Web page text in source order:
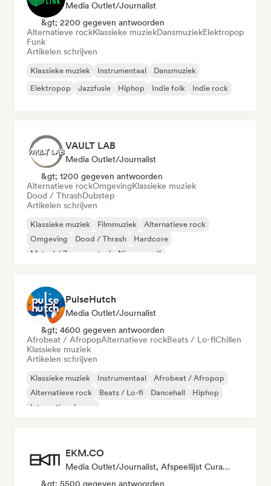
Media Outlet/Journalist
&gt; 2200 gegeven antwoorden
Alternatieve rockKlassieke muziekDansmuziekElektropop
Funk
Artikelen schrijven
Klassieke muziek Instrumentaal
Dansmuziek
Elektropop
Jazzfusie Hiphop Indie folk Indie rock
VAULT LAB
Media Outlet/Journalist
&gt; 1200 gegeven antwoorden
Alternatieve rockOmgevingKlassieke muziek
Dood / ThrashDubstep
Artikelen schrijven
Klassieke muziek Filmmuziek
Alternatieve rock
Omgeving
Dood / Thrash
Hardcore
Metaal / Zwaar metaal
Nieuwe golf
PulseHutch
Media Outlet/Journalist
&gt; 4600 gegeven antwoorden
Afrobeat / AfropopAlternatieve rockBeats / Lo-fiChillen
Klassieke muziek
Artikelen schrijven
Klassieke muziek Instrumentaal
Afrobeat / Afropop
Alternatieve rock
Beats / Lo-fi Dancehall
Hiphop
Internationale pop
EKM.CO
Media Outlet/Journalist, Afspeellijst Curator
&gt; 5500 gegeven antwoorden